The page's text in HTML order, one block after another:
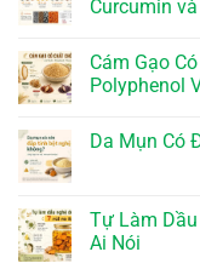
Curcumin
Cám Gạo
Polyphenol
Da Mụn Có
Tự Làm
Ai Nói